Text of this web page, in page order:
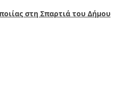
στη Σπαρτιά του Δήμου